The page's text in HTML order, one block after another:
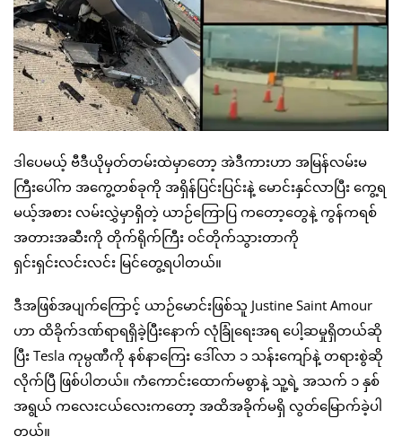
ဒါပေမယ့် ဗီဒီယိုမှတ်တမ်းထဲမှာတော့ အဲဒီကားဟာ အမြန်လမ်းမ
ကြီးပေါ်က အကွေ့တစ်ခုကို အရှိန်ပြင်းပြင်းနဲ့ မောင်းနှင်လာပြီး ကွေ့ရ
မယ့်အစား လမ်းလွှဲမှာရှိတဲ့ ယာဉ်ကြောပြ ကတော့တွေနဲ့ ကွန်ကရစ်
အတားအဆီးကို တိုက်ရိုက်ကြီး ဝင်တိုက်သွားတာကို
ရှင်းရှင်းလင်းလင်း မြင်တွေ့ရပါတယ်။
ဒီအဖြစ်အပျက်ကြောင့် ယာဉ်မောင်းဖြစ်သူ Justine Saint Amour
ဟာ ထိခိုက်ဒဏ်ရာရရှိခဲ့ပြီးနောက် လုံခြုံရေးအရ ပေါ့ဆမှုရှိတယ်ဆို
ပြီး Tesla ကုမ္ပဏီကို နစ်နာကြေး ဒေါ်လာ ၁ သန်းကျော်နဲ့ တရားစွဲဆို
လိုက်ပြီ ဖြစ်ပါတယ်။ ကံကောင်းထောက်မစွာနဲ့ သူ့ရဲ့ အသက် ၁ နှစ်
အရွယ် ကလေးငယ်လေးကတော့ အထိအခိုက်မရှိ လွတ်မြောက်ခဲ့ပါ
တယ်။